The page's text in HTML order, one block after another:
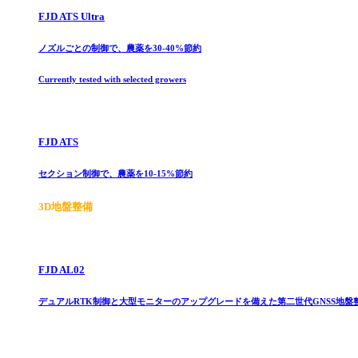
FJD ATS Ultra
ノズルごとの制御で、農薬を30-40%節約
Currently tested with selected growers
FJD ATS
セクション制御で、農薬を10-15%節約
3D地盤整備
FJD AL02
デュアルRTK制御と大型モニターのアップグレードを備えた第二世代GNSS地盤